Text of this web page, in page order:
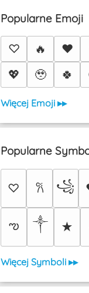
Popularne Emoji
♡ 🔥 ❤️
💖
🥹 🍀
Więcej Emoji ▸▸
Popularne
♡ 𐙚 ꧁
ఌ ༒︎ ★
Więcej Symboli ▸▸